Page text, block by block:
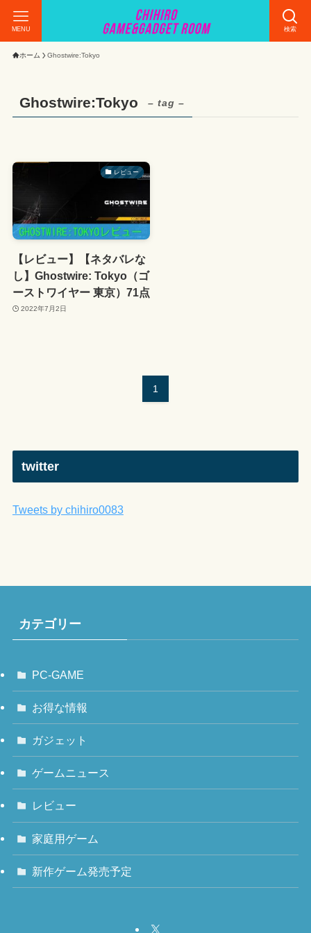
検索
MENU
ホーム Ghostwire:Tokyo
Ghostwire:Tokyo – tag –
レビュー
【レビュー】【ネタバレな
し】Ghostwire: Tokyo（ゴ
ーストワイヤー 東京）71点
2022年7月2日
1
twitter
Tweets by chihiro0083
カテゴリー
PC-GAME
お得な情報
ガジェット
ゲームニュース
レビュー
家庭用ゲーム
新作ゲーム発売予定